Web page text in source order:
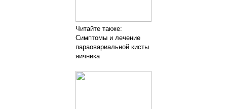
Читайте также:
Симптомы и лечение
параовариальной кисты
яичника